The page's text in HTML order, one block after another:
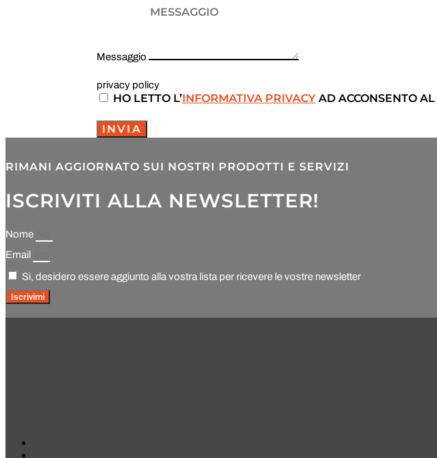
Messaggio
privacy policy
HO LETTO L’INFORMATIVA PRIVACYAD ACCONSENTO
INVIA
RIMANI AGGIORNATO SUI NOSTRI PRODOTTI E SERVIZI
ISCRIVITI ALLA NEWSLETTER!
Nome
Email
Si, desidero essere aggiunto alla vostra lista per ricevere le vostre newsletter
Iscrivimi